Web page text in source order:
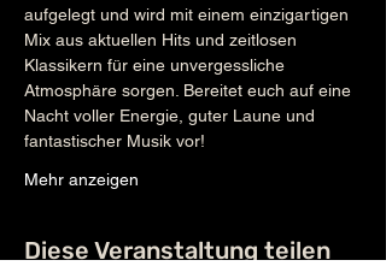
aufgelegt und wird mit einem einzigartigen
Mix aus aktuellen Hits und zeitlosen
Klassikern für eine unvergessliche
Atmosphäre sorgen. Bereitet euch auf eine
Nacht voller Energie, guter Laune und
fantastischer Musik vor!
Mehr anzeigen
Diese Veranstaltung teilen